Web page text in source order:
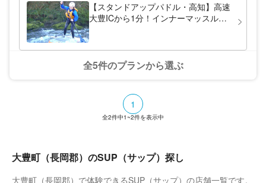
【スタンドアップパドル・高知】高速
大豊ICから1分！インナーマッスルに
全5件のプランから選ぶ
1
全2件中1~2件を表示中
大豊町（長岡郡）のSUP（サップ）探し
大豊町（長岡郡）で体験できるSUP（サップ）の店舗一覧です。